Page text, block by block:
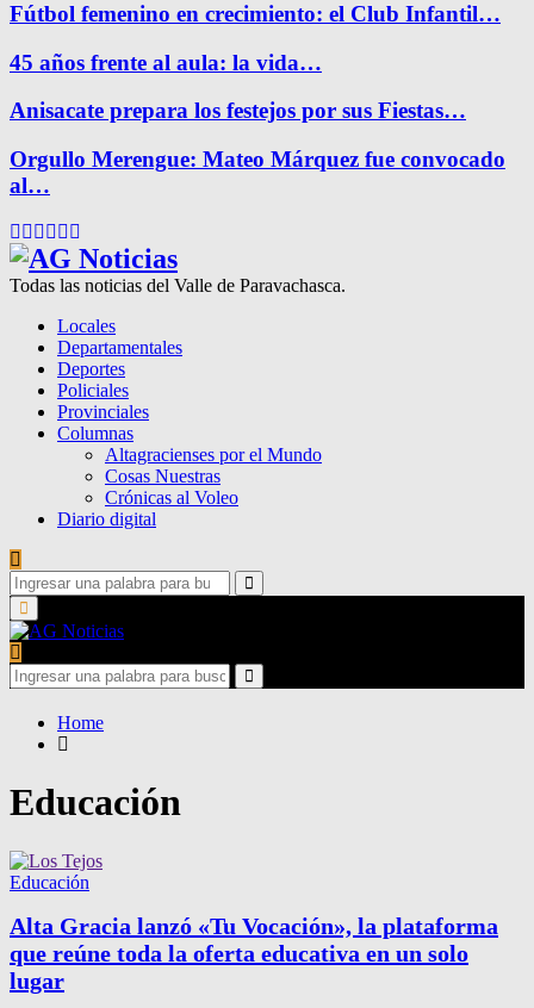
Fútbol femenino en crecimiento: el Club Infantil…
45 años frente al aula: la vida…
Anisacate prepara los festejos por sus Fiestas…
Orgullo Merengue: Mateo Márquez fue convocado
al…
Facebook
Twitter
Instagram
Pinterest
Google
Todas las noticias del Valle de Paravachasca.
Locales
Departamentales
Deportes
Policiales
Provinciales
Columnas
Altagracienses por el Mundo
Cosas Nuestras
Crónicas al Voleo
Diario digital
Search
for:
Search
Primary
Menu
Search
for:
Search
Home
Educación
Educación
Alta Gracia lanzó «Tu Vocación», la plataforma
que reúne toda la oferta educativa en un solo
lugar